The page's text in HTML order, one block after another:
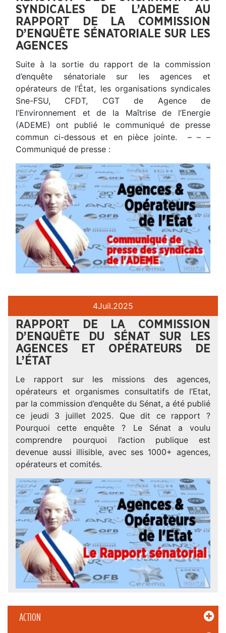
ACTION
SYNDICALES DE L’ADEME AU
RAPPORT DE LA COMMISSION
D’ENQUÊTE SÉNATORIALE SUR LES
AGENCES
Suite à la sortie du rapport de la commission
d’enquête sénatoriale sur les agences et
opérateurs de l’État, les organisations syndicales
Sne-FSU, CFDT, CGT de Agence de
l’Environnement et de la Maîtrise de l’Energie
(ADEME) ont publié le communiqué de presse
commun ci-dessous et en pièce jointe. – – –
Communiqué de presse :
4Juil.2025
RAPPORT DE LA COMMISSION
D’ENQUÊTE DU SÉNAT SUR LES
AGENCES ET OPÉRATEURS DE
L’ÉTAT
Le rapport sur les missions des agences,
opérateurs et organismes consultatifs de l’Etat,
par la commission d’enquête du Sénat, a été publié
ce jeudi 3 juillet 2025. Que dit ce rapport ?
Pourquoi cette enquête ? Le Sénat a voulu
comprendre pourquoi l’action publique est
devenue aussi illisible, avec ses 1000+ agences,
opérateurs et comités.